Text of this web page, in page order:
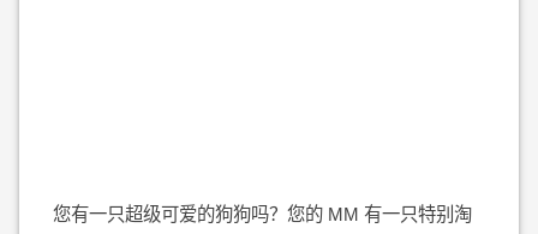
您有一只超级可爱的狗狗吗？您的 MM 有一只特别淘